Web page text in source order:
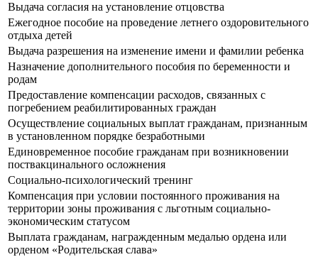
Выдача согласия на установление отцовства
Ежегодное пособие на проведение летнего оздоровительного
отдыха детей
Выдача разрешения на изменение имени и фамилии ребенка
Назначение дополнительного пособия по беременности и
родам
Предоставление компенсации расходов, связанных с
погребением реабилитированных граждан
Осуществление социальных выплат гражданам, признанным
в установленном порядке безработными
Единовременное пособие гражданам при возникновении
поствакцинального осложнения
Социально-психологический тренинг
Компенсация при условии постоянного проживания на
территории зоны проживания с льготным социально-
экономическим статусом
Выплата гражданам, награжденным медалью ордена или
орденом «Родительская слава»